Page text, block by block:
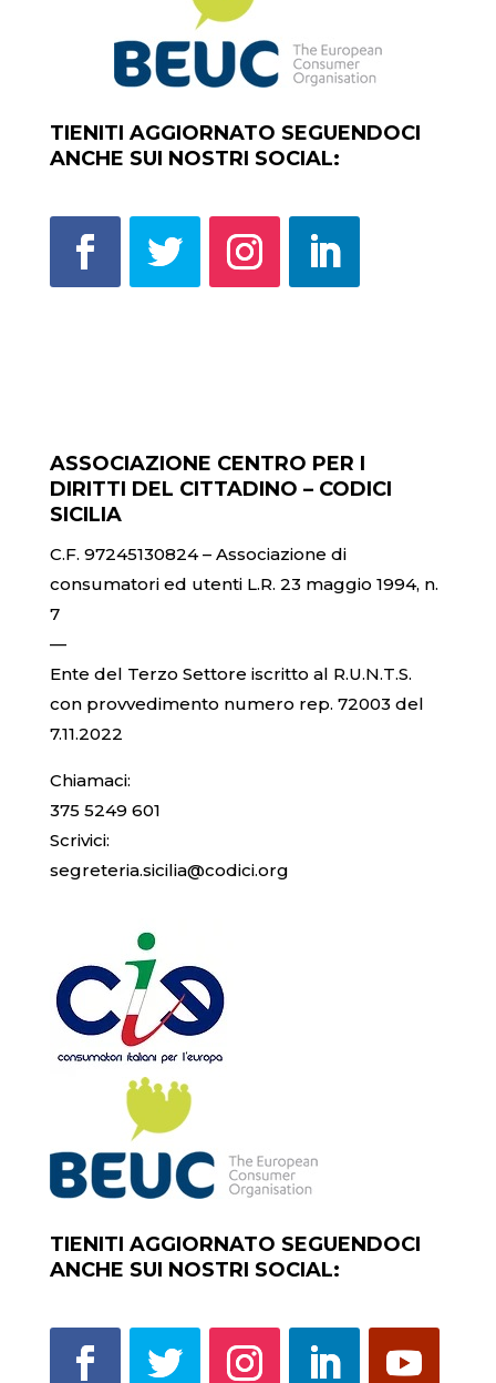
TIENITI AGGIORNATO SEGUENDOCI
ANCHE SUI NOSTRI SOCIAL:
ASSOCIAZIONE CENTRO PER I
DIRITTI DEL CITTADINO – CODICI
SICILIA
C.F. 97245130824 – Associazione di
consumatori ed utenti L.R. 23 maggio 1994, n.
7
—
Ente del Terzo Settore iscritto al R.U.N.T.S.
con provvedimento numero rep. 72003 del
7.11.2022
Chiamaci:
375 5249 601
Scrivici:
segreteria.sicilia@codici.org
TIENITI AGGIORNATO SEGUENDOCI
ANCHE SUI NOSTRI SOCIAL: